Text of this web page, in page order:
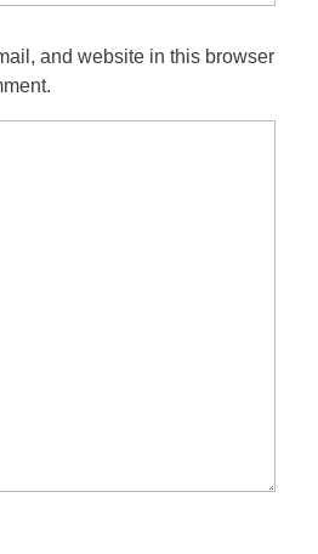
and website in this browser